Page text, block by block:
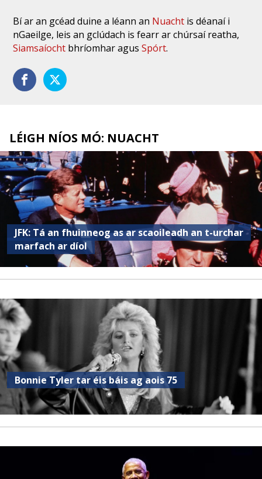
Bí ar an gcéad duine a léann an Nuacht is déanaí i
nGaeilge, leis an gclúdach is fearr ar chúrsaí reatha,
Siamsaíocht bhríomhar agusSpórt.
LÉIGH NÍOS MÓ: NUACHT
JFK: Tá an fhuinneog as ar scaoileadh an t-urchar
marfach ar díol
Bonnie Tyler tar éis báis ag aois 75